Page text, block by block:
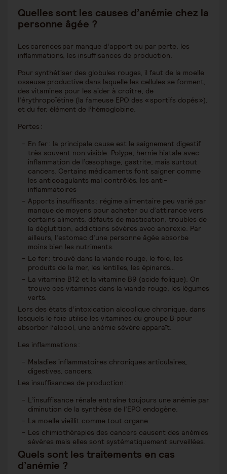
Quelles sont les causes d’anémie chez la
personne âgée ?
Les carences par manque d’apport ou par perte, les
inflammations, les insuffisances de production.
Pour synthétiser des globules rouges, il faut de la moelle
osseuse productive dans laquelle les cellules se forment,
des vitamines pour les aider à croître, de
l’érythropoïétine (la fameuse EPO des « sportifs dopés »),
et du fer, élément de l’hémoglobine.
Pertes :
En fer : la principale cause est le saignement digestif
très souvent non visible. Polype, hernie hiatale avec
inflammation de l’œsophage, gastrite, mais surtout
cancers. Certains médicaments font saigner comme
les anticoagulants mal contrôlés, les anti-
inflammatoires
Apports insuffisants : régime alimentaire peu varié par
manque de moyens pour acheter ou d’attirance vers
certains aliments, défauts de mastication, troubles de
la déglutition, addictions sévères avec anorexie. Par
ailleurs, l’estomac d’une personne âgée absorbe
moins bien les nutriments.
Le fer : trouvé dans la viande rouge, le foie, les
produits de la mer, les lentilles, les épinards…
La vitamine B12 et la vitamine B9 (acide folique). On
trouve ces vitamines dans la viande rouge, les légumes
verts.
Lors des états d’intoxication alcoolique chronique, dans
lesquels le foie utilise les vitamines du groupe B pour
absorber l’alcool, une anémie sévère apparaît.
Les inflammations :
Maladies inflammatoires chroniques articulaires,
digestives, cancers.
Les insuffisances de production :
L’insuffisance rénale entraîne toujours une anémie par
diminution de la synthèse de l’EPO endogène.
La moelle vieillit comme tout organe.
Les chimiothérapies des cancers causent des anémies
sévères mais elles sont systématiquement surveillées.
Quels sont les traitements en cas
d’anémie ?